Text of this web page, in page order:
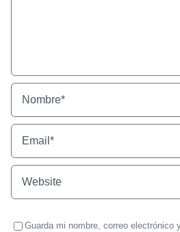
Guarda mi nombre, correo electrónico